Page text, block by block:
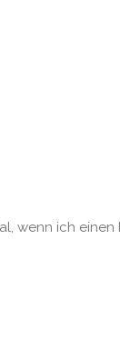
wenn ich